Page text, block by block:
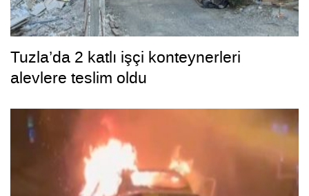
Tuzla’da 2 katlı işçi konteynerleri
alevlere teslim oldu